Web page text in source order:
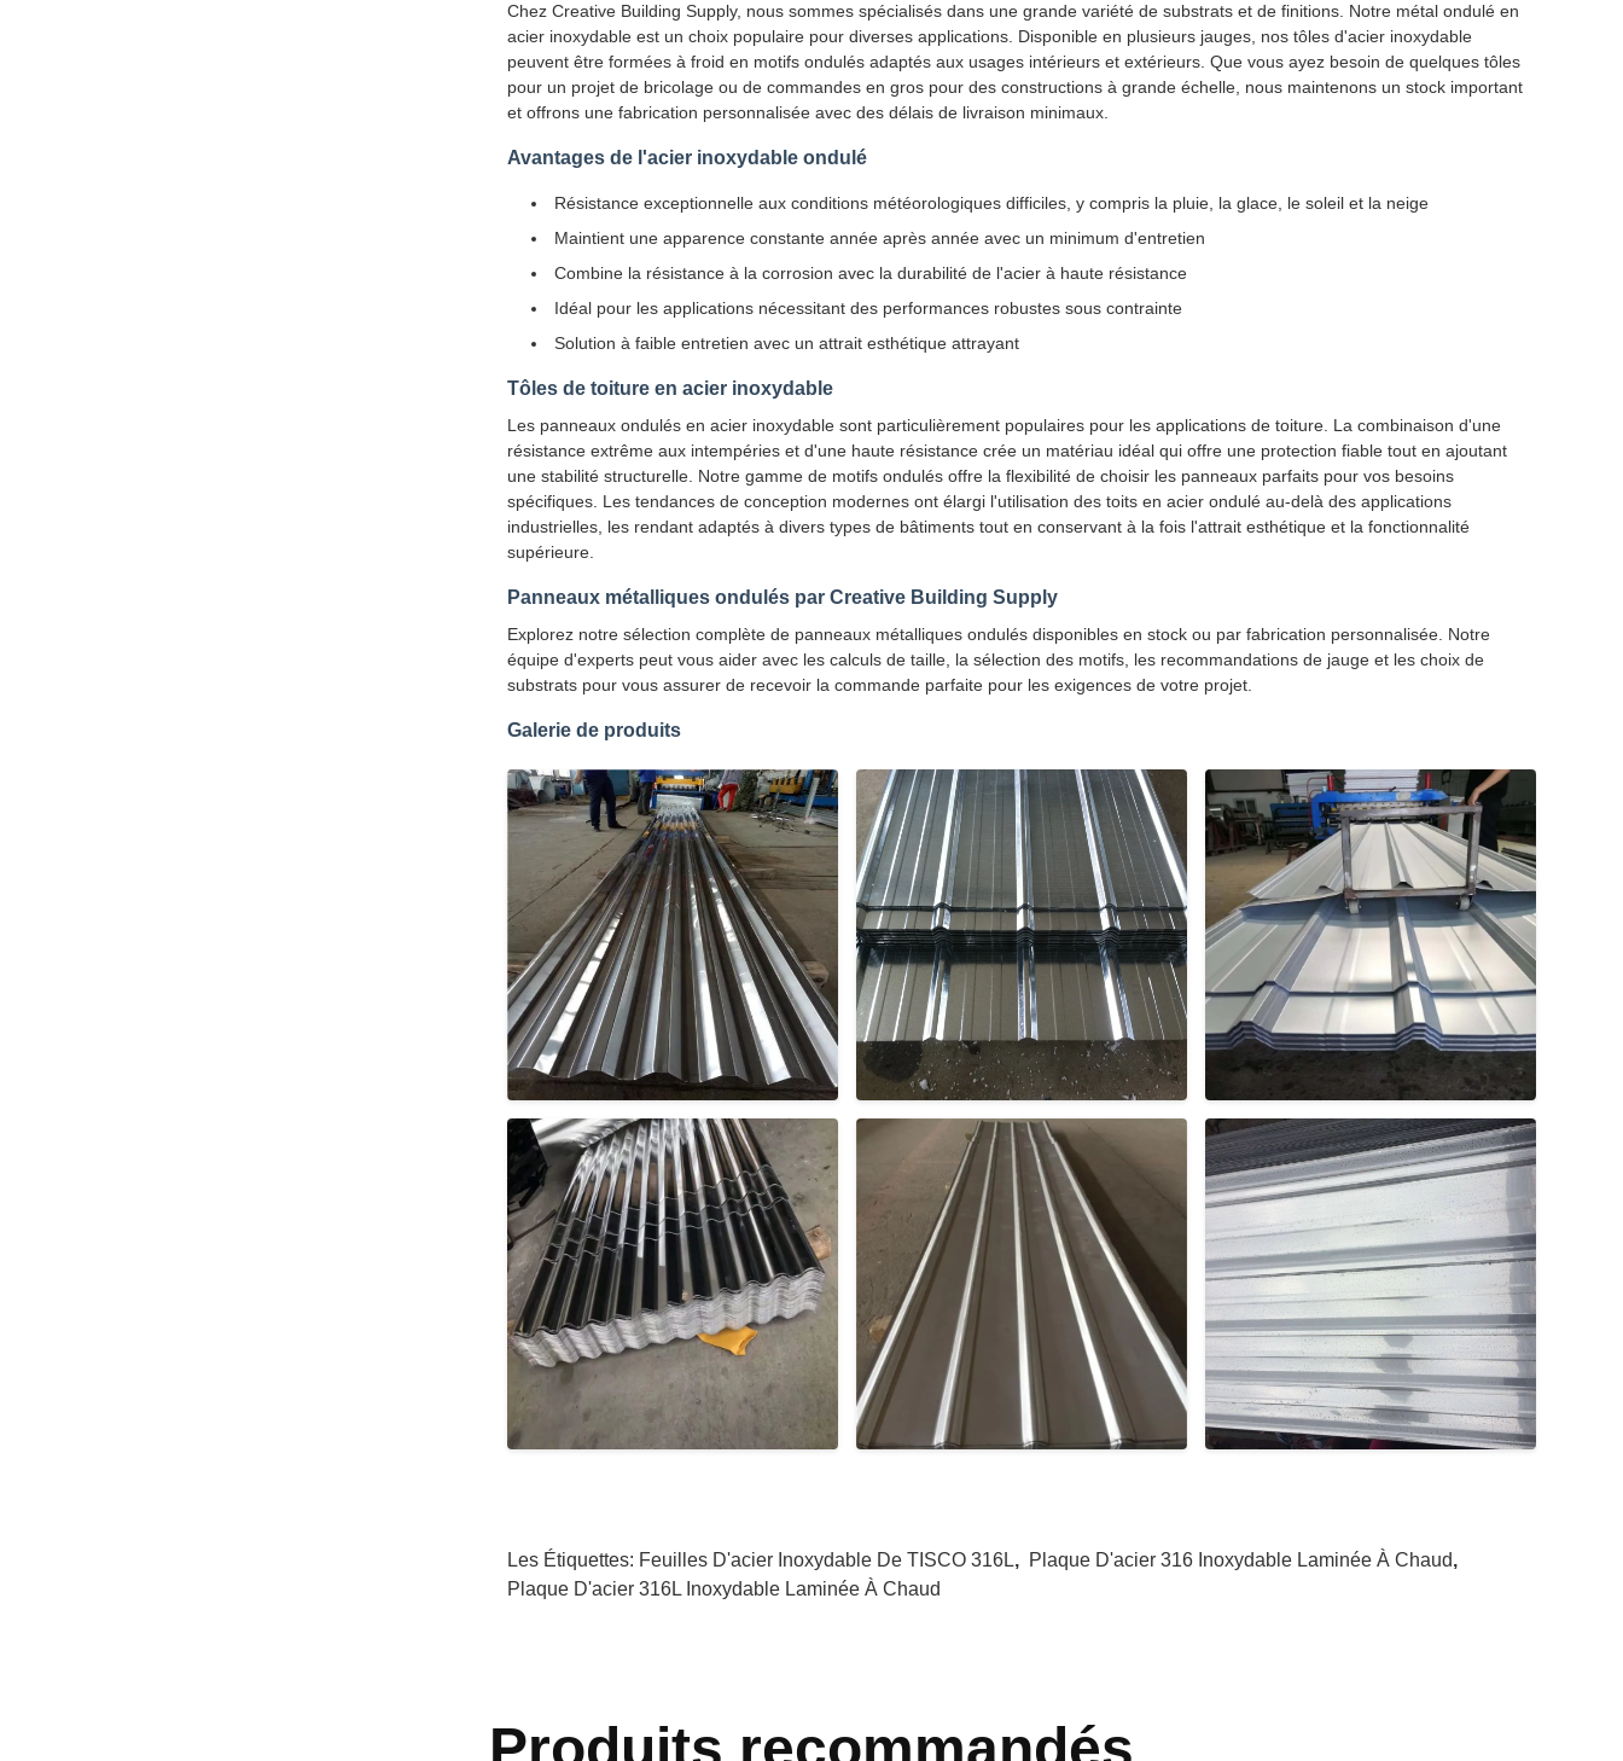
Chez Creative Building Supply, nous sommes spécialisés dans une grande variété de substrats et de finitions. Notre métal ondulé en
acier inoxydable est un choix populaire pour diverses applications. Disponible en plusieurs jauges, nos tôles d'acier inoxydable
peuvent être formées à froid en motifs ondulés adaptés aux usages intérieurs et extérieurs. Que vous ayez besoin de quelques tôles
pour un projet de bricolage ou de commandes en gros pour des constructions à grande échelle, nous maintenons un stock important
et offrons une fabrication personnalisée avec des délais de livraison minimaux.
Avantages de l'acier inoxydable ondulé
Résistance exceptionnelle aux conditions météorologiques difficiles, y compris la pluie, la glace, le soleil et la neige
Maintient une apparence constante année après année avec un minimum d'entretien
Combine la résistance à la corrosion avec la durabilité de l'acier à haute résistance
Idéal pour les applications nécessitant des performances robustes sous contrainte
Solution à faible entretien avec un attrait esthétique attrayant
Tôles de toiture en acier inoxydable
Les panneaux ondulés en acier inoxydable sont particulièrement populaires pour les applications de toiture. La combinaison d'une
résistance extrême aux intempéries et d'une haute résistance crée un matériau idéal qui offre une protection fiable tout en ajoutant
une stabilité structurelle. Notre gamme de motifs ondulés offre la flexibilité de choisir les panneaux parfaits pour vos besoins
spécifiques. Les tendances de conception modernes ont élargi l'utilisation des toits en acier ondulé au-delà des applications
industrielles, les rendant adaptés à divers types de bâtiments tout en conservant à la fois l'attrait esthétique et la fonctionnalité
supérieure.
Panneaux métalliques ondulés par Creative Building Supply
Explorez notre sélection complète de panneaux métalliques ondulés disponibles en stock ou par fabrication personnalisée. Notre
équipe d'experts peut vous aider avec les calculs de taille, la sélection des motifs, les recommandations de jauge et les choix de
substrats pour vous assurer de recevoir la commande parfaite pour les exigences de votre projet.
Galerie de produits
Les Étiquettes: Feuilles D'acier Inoxydable De TISCO 316L, Plaque D'acier 316 Inoxydable Laminée À Chaud,
Plaque D'acier 316L Inoxydable Laminée À Chaud